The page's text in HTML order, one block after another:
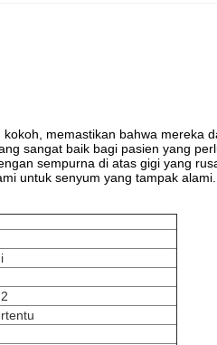
memastikan bahwa mereka
sangat baik bagi pasien yang
sempurna di atas gigi yang
untuk senyum yang tampak alami.